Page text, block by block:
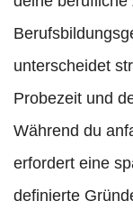
unterscheidet
Probezeit und
Während du
erfordert eine
definierte